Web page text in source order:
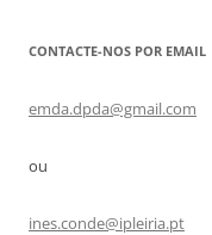
CONTACTE-NOS POR EMAIL
emda.dpda@gmail.com
ou
ines.conde@ipleiria.pt